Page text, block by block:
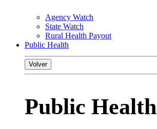
Agency Watch
State Watch
Rural Health Payout
Public Health
Volver
Public Health